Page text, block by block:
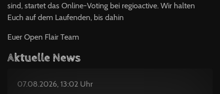
sind, startet das Online-Voting bei regioactive. Wir halten
Euch auf dem Laufenden, bis dahin
Euer Open Flair Team
Aktuelle News
07.08.2026, 13:02 Uhr